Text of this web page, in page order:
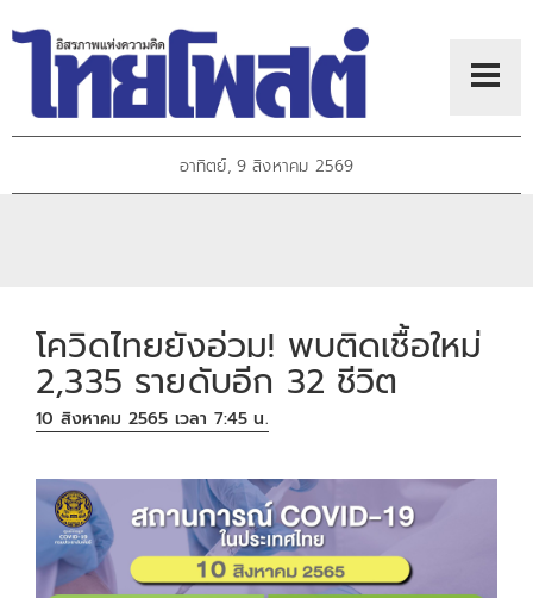
อาทิตย์, 9 สิงหาคม 2569
โควิดไทยยังอ่วม! พบติดเชื้อใหม่
2,335 รายดับอีก 32 ชีวิต
10 สิงหาคม 2565 เวลา 7:45 น.